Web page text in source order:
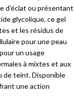
d’éclat ou présentant
glycolique, ce gel
et les résidus de
pour une peau
un usage
à mixtes et aux
de teint. Disponible
une action